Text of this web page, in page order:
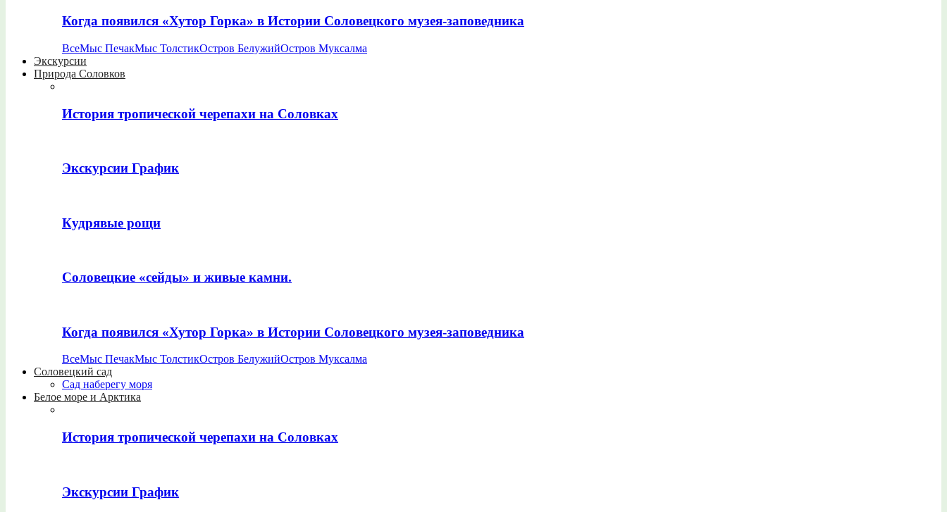
Когда появился «Хутор Горка» в Истории Соловецкого музея-заповедника
ВсеМыс ПечакМыс ТолстикОстров БелужийОстров Муксалма
Экскурсии
Природа Соловков
История тропической черепахи на Соловках
Экскурсии График
Кудрявые рощи
Соловецкие «сейды» и живые камни.
Когда появился «Хутор Горка» в Истории Соловецкого музея-заповедника
ВсеМыс ПечакМыс ТолстикОстров БелужийОстров Муксалма
Соловецкий сад
Сад наберегу моря
Белое море и Арктика
История тропической черепахи на Соловках
Экскурсии График